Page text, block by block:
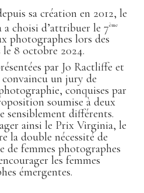
sa création en 2012, le
choisi d’attribuer le 7ème
photographes lors des
8 octobre 2024.
par Jo Ractliffe et
convaincu un jury de
conquises par
soumise à deux
sensiblement différents.
ainsi le Prix Virginia, le
la double nécessité de
de femmes photographes
les femmes
émergentes.